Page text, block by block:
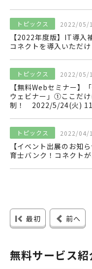
トピックス 2022/05/
【2022年度版】IT導入
コネクトを導入いただけ
トピックス 2022/05/
【無料Webセミナー
ウェビナー」①ここだ
制！ 2022/5/24(火)
トピックス 2022/04/
【イベント出展のお知
育士バンク！コネクト
最初 前へ
無料サービス紹